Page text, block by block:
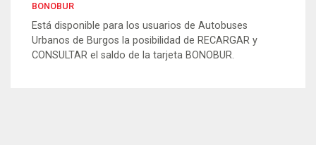
BONOBUR
Está disponible para los usuarios de Autobuses
Urbanos de Burgos la posibilidad de RECARGAR y
CONSULTAR el saldo de la tarjeta BONOBUR.